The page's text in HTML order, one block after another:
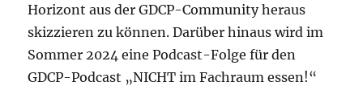
Horizont aus der GDCP-Community heraus
skizzieren zu können. Darüber hinaus wird im
Sommer 2024 eine Podcast-Folge für den
GDCP-Podcast „NICHT im Fachraum essen!“